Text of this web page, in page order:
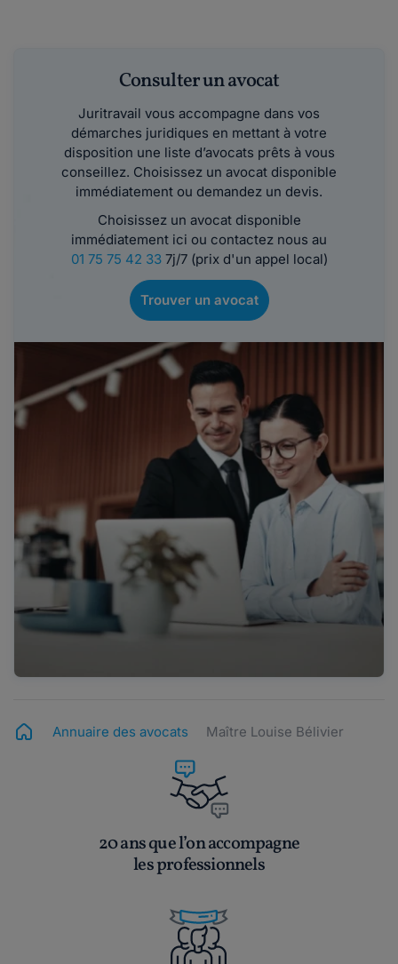
Consulter un avocat
Juritravail vous accompagne dans vos
démarches juridiques en mettant à votre
disposition une liste d’avocats prêts à vous
conseillez. Choisissez un avocat disponible
immédiatement ou demandez un devis.
Choisissez un avocat disponible
immédiatement ici ou contactez nous au
01 75 75 42 337j/7 (prix d'un appel local)
Trouver un avocat
Annuaire des avocats Maître Louise Bélivier
20 ans que l’on accompagne
les professionnels